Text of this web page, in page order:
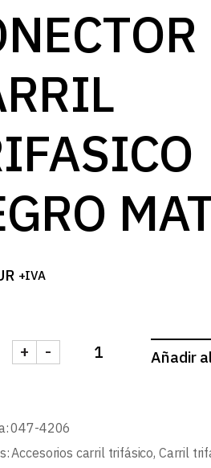
FAQs
Proyectos
Zona de inspiración
Blog
+IVA
CONECTOR L CARRIL
-
+ Añadir
047-4206
Accesorios carril trifásico, Carril